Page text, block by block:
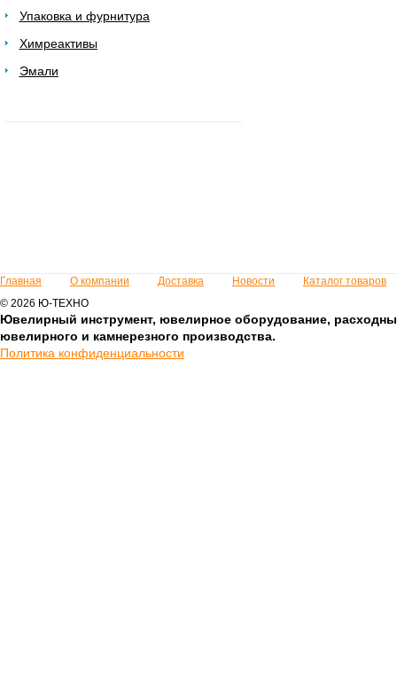
Упаковка и фурнитура
Химреактивы
Эмали
Главная О компании Доставка Новости
Каталог товаров
© 2026 Ю-ТЕХНО
Ювелирный инструмент, ювелирное оборудование,
ювелирного и камнерезного производства.
Политика конфиденциальности